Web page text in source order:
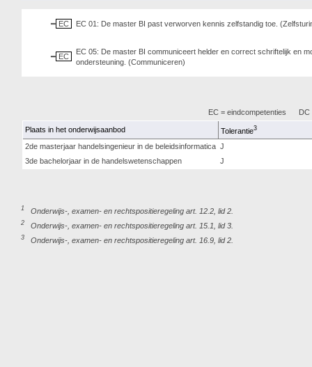
EC EC 01: De master BI past verworven kennis zelfstandig toe.
EC
EC 05: De master BI communiceert helder en correct schriftelijk en
ondersteuning. (Communiceren)
EC = eindcompetenties DC
Plaats in het onderwijsaanbod Tolerantie3
2de masterjaar handelsingenieur in de beleidsinformatica J
3de bachelorjaar in de handelswetenschappen
J
1 Onderwijs-, examen- en rechtspositieregeling art. 12.2, lid 2.
2 Onderwijs-, examen- en rechtspositieregeling art. 15.1, lid 3.
3 Onderwijs-, examen- en rechtspositieregeling art. 16.9, lid 2.